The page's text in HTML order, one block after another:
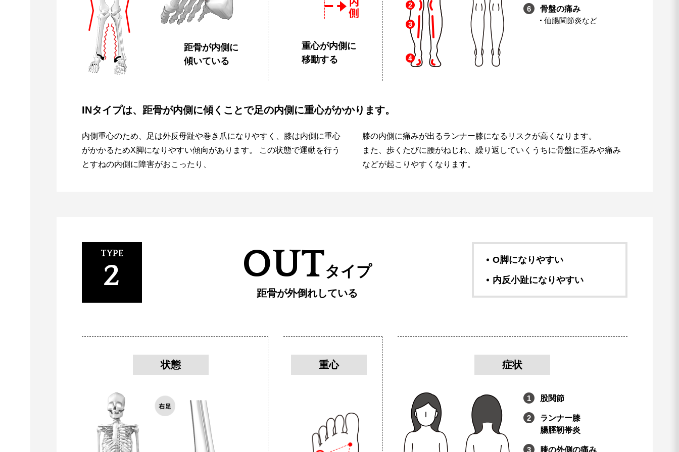
距骨が内側に
傾いている
重心が内側に
移動する
骨盤の痛み
仙腸関節炎など
INタイプは、距骨が内側に傾くことで足の内側に重心がかかります。
内側重心のため、足は外反母趾や巻き爪になりやすく、膝は内側に重心
がかかるためX脚になりやすい傾向があります。 この状態で運動を行う
とすねの内側に障害がおこったり、
膝の内側に痛みが出るランナー膝になるリスクが高くなります。
また、歩くたびに腰がねじれ、繰り返していくうちに骨盤に歪みや痛み
などが起こりやすくなります。
TYPE
2 OUTタイプ
距骨が外倒れしている
O脚になりやすい
内反小趾になりやすい
状態 重心 症状
股関節
ランナー膝
腸脛靭帯炎
膝の外側の痛み